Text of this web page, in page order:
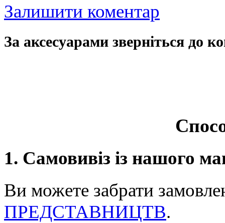
Залишити коментар
За аксесуарами зверніться до
1. Самовивіз із нашого
Ви можете забрати
ПРЕДСТАВНИЦТВ.